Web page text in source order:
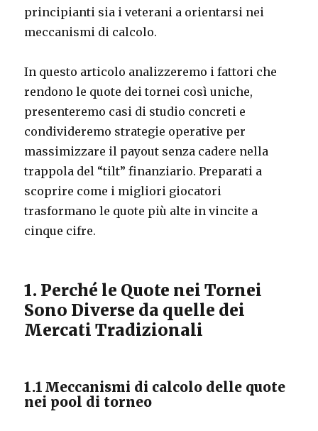
principianti sia i veterani a orientarsi nei
meccanismi di calcolo.
In questo articolo analizzeremo i fattori che
rendono le quote dei tornei così uniche,
presenteremo casi di studio concreti e
condivideremo strategie operative per
massimizzare il payout senza cadere nella
trappola del “tilt” finanziario. Preparati a
scoprire come i migliori giocatori
trasformano le quote più alte in vincite a
cinque cifre.
1. Perché le Quote nei Tornei
Sono Diverse da quelle dei
Mercati Tradizionali
1.1 Meccanismi di calcolo delle quote
nei pool di torneo